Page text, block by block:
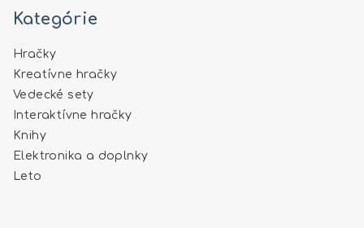
Kategórie
Hračky
Kreatívne hračky
Vedecké sety
Interaktívne hračky
Knihy
Elektronika a doplnky
Leto